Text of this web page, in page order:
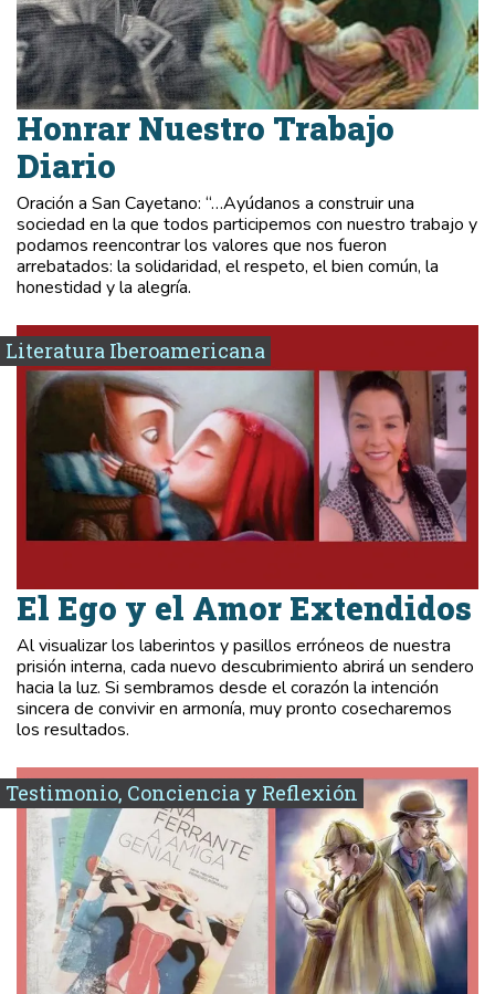
Honrar Nuestro Trabajo
Diario
Oración a San Cayetano: “…Ayúdanos a construir una
sociedad en la que todos participemos con nuestro trabajo y
podamos reencontrar los valores que nos fueron
arrebatados: la solidaridad, el respeto, el bien común, la
honestidad y la alegría.
Literatura Iberoamericana
El Ego y el Amor Extendidos
Al visualizar los laberintos y pasillos erróneos de nuestra
prisión interna, cada nuevo descubrimiento abrirá un sendero
hacia la luz. Si sembramos desde el corazón la intención
sincera de convivir en armonía, muy pronto cosecharemos
los resultados.
Testimonio, Conciencia y Reflexión